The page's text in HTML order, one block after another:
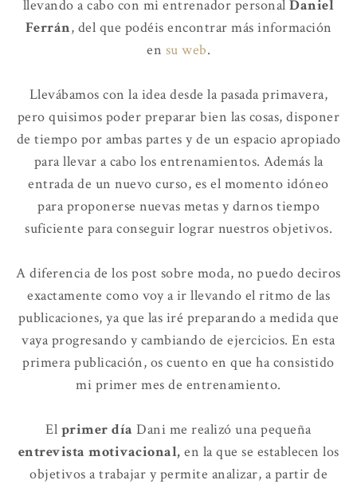
llevando a cabo con mi entrenador personalDaniel
Ferrán, del que podéis encontrar más información
en su web.
Llevábamos con la idea desde la pasada primavera,
pero quisimos poder preparar bien las cosas, disponer
de tiempo por ambas partes y de un espacio apropiado
para llevar a cabo los entrenamientos. Además la
entrada de un nuevo curso, es el momento idóneo
para proponerse nuevas metas y darnos tiempo
suficiente para conseguir lograr nuestros objetivos.
A diferencia de los post sobre moda, no puedo deciros
exactamente como voy a ir llevando el ritmo de las
publicaciones, ya que las iré preparando a medida que
vaya progresando y cambiando de ejercicios. En esta
primera publicación, os cuento en que ha consistido
mi primer mes de entrenamiento.
El primer día Dani me realizó una pequeña
entrevista motivacional, en la que se establecen los
objetivos a trabajar y permite analizar, a partir de